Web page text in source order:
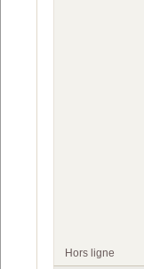
Hors ligne